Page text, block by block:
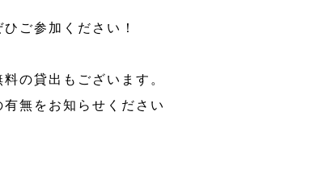
ご参加ください！
の貸出もございます。
無をお知らせください